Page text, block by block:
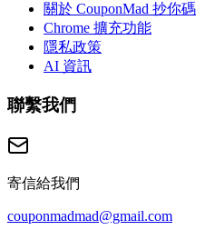
關於 CouponMad 抄你碼
Chrome 擴充功能
隱私政策
AI 資訊
聯繫我們
寄信給我們
couponmadmad@gmail.com